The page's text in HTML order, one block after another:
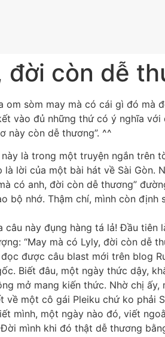
đời còn dễ
om sòm may mà có cái gì đó
vào đủ những thứ có ý nghĩa
này còn dễ thương”. ^^
là trong một truyện ngắn trên
lời của một bài hát về Sài Gòn.
có anh, đời còn dễ thương”
bộ nhớ. Thậm chí, mình còn
câu này đụng hàng tá lả! Đầu
“May mà có Lyly, đời còn dễ
được câu blast mới trên blog
Biết đâu, một ngày thức dậy,
mở mang kiến thức. Nhờ chị
về một cô gái Pleiku chứ ko
mình, một ngày nào đó, viết
mình khi đó thật dễ thương